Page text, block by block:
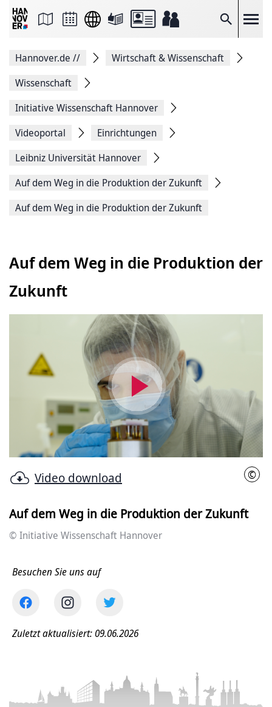
Suche
Seite
Facebook
teilen
Seitenlink
Seite
Hannover.de //
Wirtschaft & Wissenschaft
Wissenschaft
Initiative Wissenschaft Hannover
Videoportal
Einrichtungen
Leibniz Universität Hannover
Auf dem Weg in die Produktion der Zukunft
Auf dem Weg in die Produktion der Zukunft
Auf dem Weg in die Produktion der
Zukunft
Video
abspielen
©
Video download
Auf dem Weg in die Produktion der Zukunft
© Initiative Wissenschaft Hannover
Besuchen Sie uns auf
Zuletzt aktualisiert: 09.06.2026